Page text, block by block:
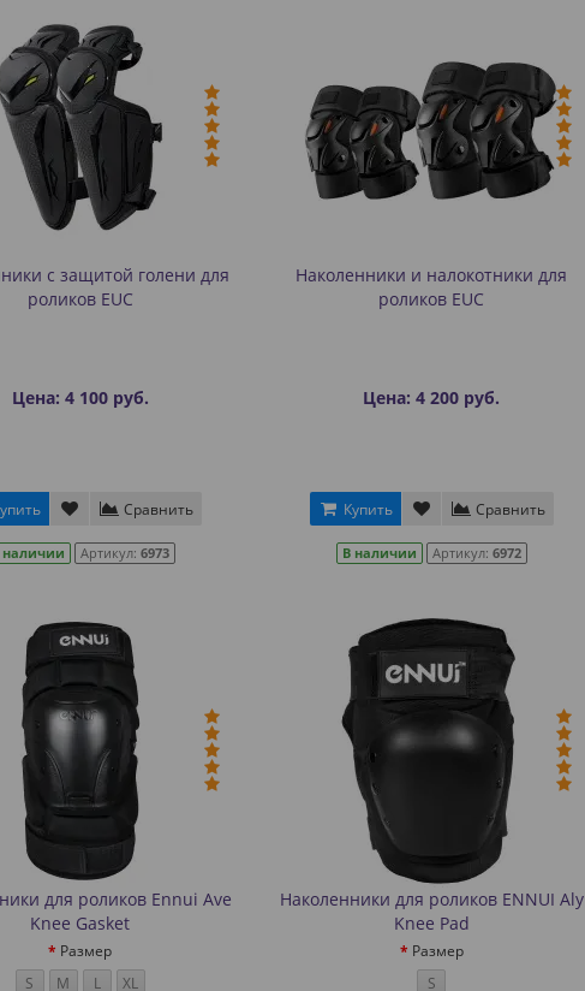
с защитой голени для
роликов EUC
Цена: 4 100 руб.
Сравнить
наличии Артикул:6973
Наколенники и налокотники для
роликов EUC
Цена: 4 200 руб.
Купить Сравнить
В наличии Артикул: 6972
для роликов Ennui Ave
Knee Gasket
Размер
S
M L XL
Наколенники для роликов ENNUI Aly
Knee Pad
Размер
S